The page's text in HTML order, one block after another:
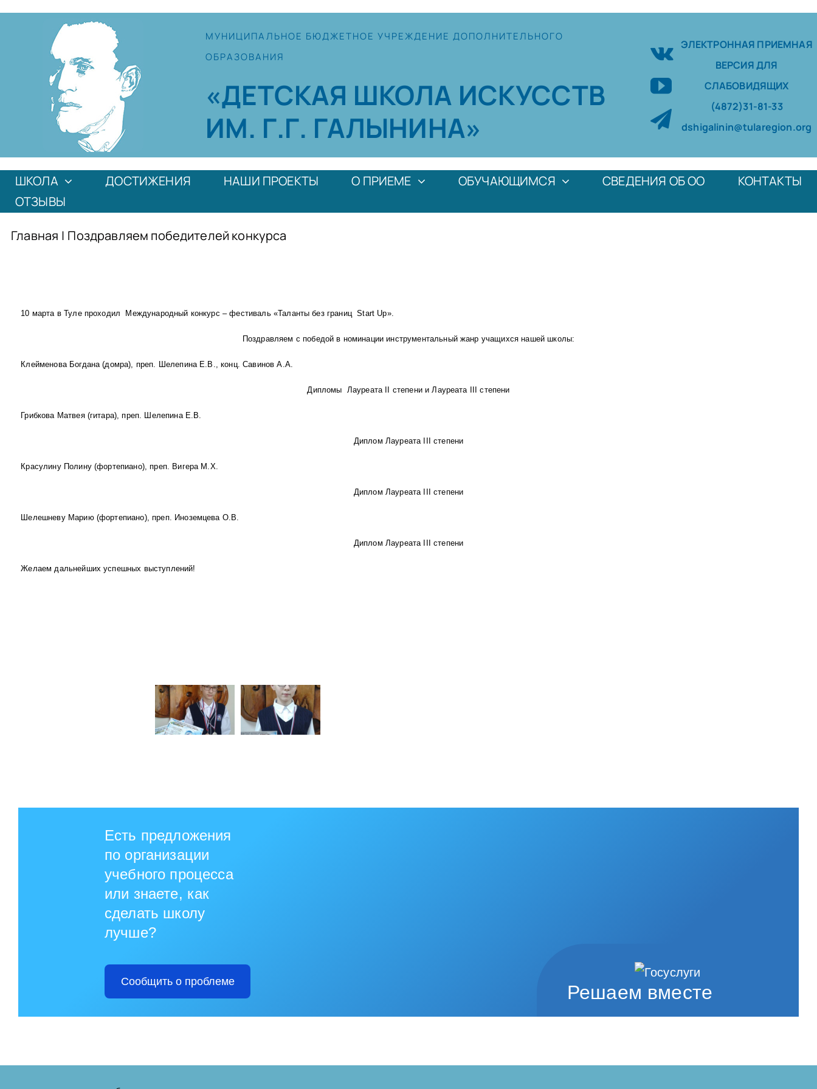
Skip
МУНИЦИПАЛЬНОЕ БЮДЖЕТНОЕ УЧРЕЖДЕНИЕДОПОЛНИТЕЛЬНОГО
ОБРАЗОВАНИЯ
«ДЕТСКАЯ ШКОЛА ИСКУССТВ
ИМ. Г.Г. ГАЛЫНИНА»
ЭЛЕКТРОННАЯ ПРИЕМНАЯ
ВЕРСИЯ ДЛЯ
СЛАБОВИДЯЩИХ
(4872)31-81-33
dshigalinin@tularegion.org
ШКОЛА ДОСТИЖЕНИЯ НАШИ ПРОЕКТЫ О ПРИЕМЕ ОБУЧАЮЩИМСЯ СВЕДЕНИЯ ОБ ОО
КОНТАКТЫ
ОТЗЫВЫ
Главная | Поздравляем победителей конкурса
10 марта в Туле проходил Международный конкурс – фестиваль «Таланты без границ Start Up».
Поздравляем с победой в номинации инструментальный жанр учащихся нашей школы:
Клейменова Богдана (домра), преп. Шелепина Е.В., конц. Савинов А.А.
Дипломы Лауреата II степени и Лауреата III степени
Грибкова Матвея (гитара), преп. Шелепина Е.В.
Диплом Лауреата III степени
Красулину Полину (фортепиано), преп. Вигера М.Х.
Диплом Лауреата III степени
Шелешневу Марию (фортепиано), преп. Иноземцева О.В.
Диплом Лауреата III степени
Желаем дальнейших успешных выступлений!
Решаем вместе
Есть предложения
по организации
учебного процесса
или знаете, как
сделать школу
лучше?
Сообщить о проблеме